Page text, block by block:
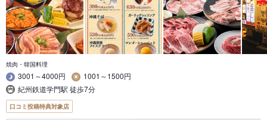
焼肉・韓国料理
3001～4000円
1001～1500円
紀州鉄道学門駅 徒歩7分
口コミ投稿特典対象店